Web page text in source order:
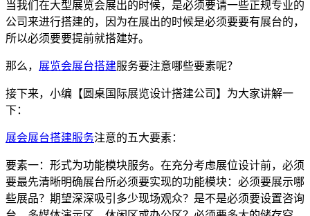
当我们在大型展览会展出的时候，是必须要请一些正规专业的
公司来进行搭建的，因为在展出的时候是必须要要有展台的，
所以必须要要提前就搭建好。
那么， 展览会展台搭建服务要注意哪些要素呢？
接下来，小编【圆桌国际展览设计搭建公司】为大家讲解一
下：
展会展台搭建服务注意的五大要素：
要素一：形式为功能模块服务。在充分考虑展位设计前，必须
要最先清晰明确展台所必须要实现的功能模块：必须要展示哪
些展品？期望深深吸引多少现场观众？是不是必须要设置咨询